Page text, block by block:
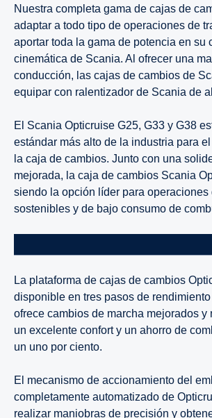
Nuestra completa gama de cajas de
adaptar a todo tipo de operaciones de
aportar toda la gama de potencia en su
cinemática de Scania. Al ofrecer una
conducción, las cajas de cambios de
equipar con ralentizador de Scania de
El Scania Opticruise G25, G33 y G38
estándar más alto de la industria para
la caja de cambios. Junto con una
mejorada, la caja de cambios Scania
siendo la opción líder para operaciones
sostenibles y de bajo consumo de
La plataforma de cajas de cambios
disponible en tres pasos de
ofrece cambios de marcha mejorados y
un excelente confort y un ahorro de
un uno por ciento.
El mecanismo de accionamiento del
completamente automatizado de
realizar maniobras de precisión y